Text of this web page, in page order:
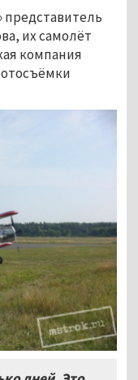
представитель
их самолёт
компания